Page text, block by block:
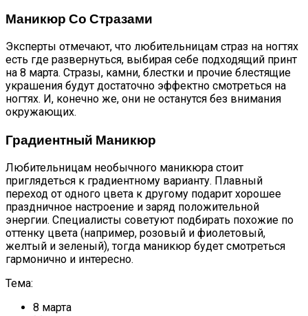
Маникюр Со Стразами
Эксперты отмечают, что любительницам страз на ногтях
есть где развернуться, выбирая себе подходящий принт
на 8 марта. Стразы, камни, блестки и прочие блестящие
украшения будут достаточно эффектно смотреться на
ногтях. И, конечно же, они не останутся без внимания
окружающих.
Градиентный Маникюр
Любительницам необычного маникюра стоит
приглядеться к градиентному варианту. Плавный
переход от одного цвета к другому подарит хорошее
праздничное настроение и заряд положительной
энергии. Специалисты советуют подбирать похожие по
оттенку цвета (например, розовый и фиолетовый,
желтый и зеленый), тогда маникюр будет смотреться
гармонично и интересно.
Тема:
8 марта